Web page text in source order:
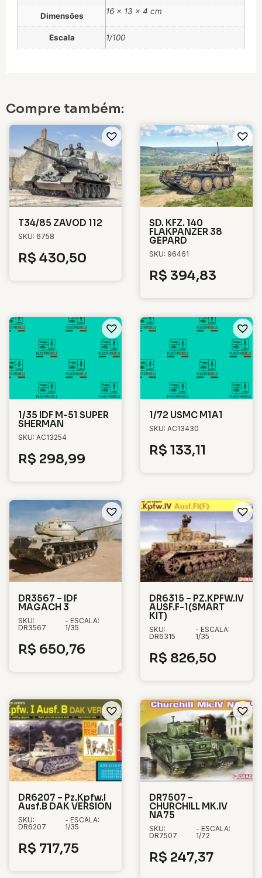
Dimensões 16 × 13 × 4 cm
Escala 1/100
Compre também:
T34/85 ZAVOD 112
SKU: 6758
R$ 430,50
SD. KFZ. 140
FLAKPANZER 38
GEPARD
SKU: 96461
R$ 394,83
1/35 IDF M-51 SUPER
SHERMAN
SKU: AC13254
R$ 298,99
1/72 USMC M1A1
SKU: AC13430
R$ 133,11
DR3567 – IDF
MAGACH 3
SKU:
DR3567
- ESCALA:
1/35
R$ 650,76
DR6315 – PZ.KPFW.IV
AUSF.F-1(SMART
KIT)
SKU:
DR6315
- ESCALA:
1/35
R$ 826,50
DR6207 – Pz.Kpfw.I
Ausf.B DAK VERSION
SKU:
DR6207
- ESCALA:
1/35
R$ 717,75
DR7507 –
CHURCHILL MK.IV
NA75
SKU:
DR7507
- ESCALA:
1/72
R$ 247,37